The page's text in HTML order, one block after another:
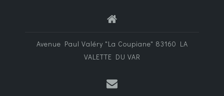
Avenue Paul Valéry "La Coupiane" 83160 LA
VALETTE DU VAR